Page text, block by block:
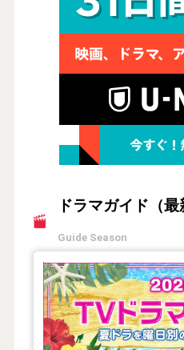
ドラマガイド（最
Guide Season
【2026年夏】TVド